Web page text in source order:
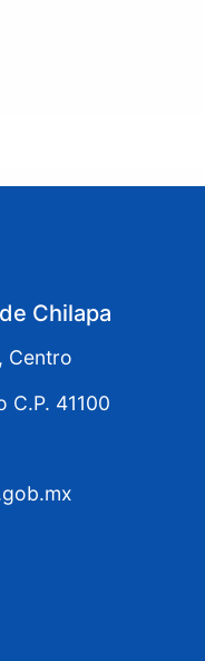
Chilapa
Centro
C.P. 41100